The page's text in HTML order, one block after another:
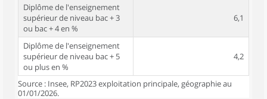
Diplôme de l'enseignement
supérieur de niveau bac + 3
ou bac + 4 en %
6,1
Diplôme de l'enseignement
supérieur de niveau bac + 5
ou plus en %
4,2
Source : Insee, RP2023 exploitation principale, géographie au
01/01/2026.